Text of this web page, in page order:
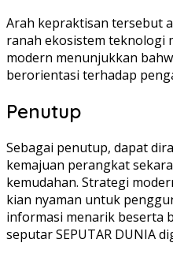
Arah kepraktisan tersebut
ranah ekosistem teknologi
modern menunjukkan
berorientasi terhadap
Penutup
Sebagai penutup, dapat
kemajuan perangkat
kemudahan. Strategi
kian nyaman untuk
informasi menarik beserta
seputar SEPUTAR DUNIA